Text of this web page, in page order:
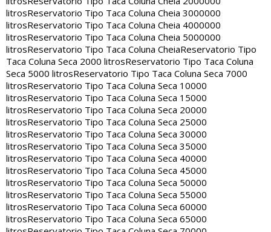
litrosReservatorio Tipo Taca Coluna Cheia 3000000
litrosReservatorio Tipo Taca Coluna Cheia 4000000
litrosReservatorio Tipo Taca Coluna Cheia 5000000
litrosReservatorio Tipo Taca Coluna CheiaReservatorio Tipo
Taca Coluna Seca 2000 litrosReservatorio Tipo Taca Coluna
Seca 5000 litrosReservatorio Tipo Taca Coluna Seca 7000
litrosReservatorio Tipo Taca Coluna Seca 10000
litrosReservatorio Tipo Taca Coluna Seca 15000
litrosReservatorio Tipo Taca Coluna Seca 20000
litrosReservatorio Tipo Taca Coluna Seca 25000
litrosReservatorio Tipo Taca Coluna Seca 30000
litrosReservatorio Tipo Taca Coluna Seca 35000
litrosReservatorio Tipo Taca Coluna Seca 40000
litrosReservatorio Tipo Taca Coluna Seca 45000
litrosReservatorio Tipo Taca Coluna Seca 50000
litrosReservatorio Tipo Taca Coluna Seca 55000
litrosReservatorio Tipo Taca Coluna Seca 60000
litrosReservatorio Tipo Taca Coluna Seca 65000